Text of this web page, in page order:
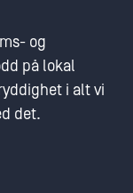
og
på lokal
i alt vi
det.